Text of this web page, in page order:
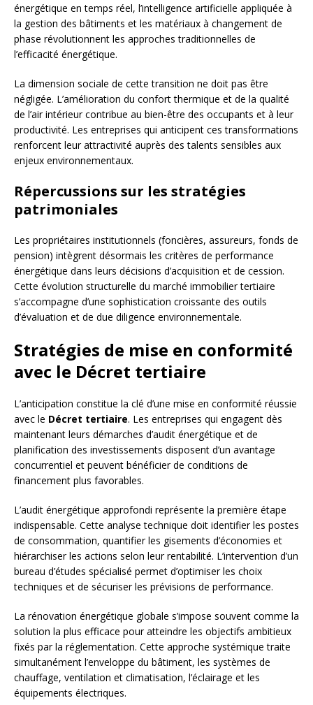
énergétique en temps réel, l’intelligence artificielle appliquée à
la gestion des bâtiments et les matériaux à changement de
phase révolutionnent les approches traditionnelles de
l’efficacité énergétique.
La dimension sociale de cette transition ne doit pas être
négligée. L’amélioration du confort thermique et de la qualité
de l’air intérieur contribue au bien-être des occupants et à leur
productivité. Les entreprises qui anticipent ces transformations
renforcent leur attractivité auprès des talents sensibles aux
enjeux environnementaux.
Répercussions sur les stratégies
patrimoniales
Les propriétaires institutionnels (foncières, assureurs, fonds de
pension) intègrent désormais les critères de performance
énergétique dans leurs décisions d’acquisition et de cession.
Cette évolution structurelle du marché immobilier tertiaire
s’accompagne d’une sophistication croissante des outils
d’évaluation et de due diligence environnementale.
Stratégies de mise en conformité
avec le Décret tertiaire
L’anticipation constitue la clé d’une mise en conformité réussie
avec le Décret tertiaire. Les entreprises qui engagent dès
maintenant leurs démarches d’audit énergétique et de
planification des investissements disposent d’un avantage
concurrentiel et peuvent bénéficier de conditions de
financement plus favorables.
L’audit énergétique approfondi représente la première étape
indispensable. Cette analyse technique doit identifier les postes
de consommation, quantifier les gisements d’économies et
hiérarchiser les actions selon leur rentabilité. L’intervention d’un
bureau d’études spécialisé permet d’optimiser les choix
techniques et de sécuriser les prévisions de performance.
La rénovation énergétique globale s’impose souvent comme la
solution la plus efficace pour atteindre les objectifs ambitieux
fixés par la réglementation. Cette approche systémique traite
simultanément l’enveloppe du bâtiment, les systèmes de
chauffage, ventilation et climatisation, l’éclairage et les
équipements électriques.